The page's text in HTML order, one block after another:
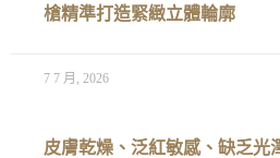
槍精準打造緊緻立體輪廓
7 7 月, 2026
皮膚乾燥、泛紅敏感、缺乏光